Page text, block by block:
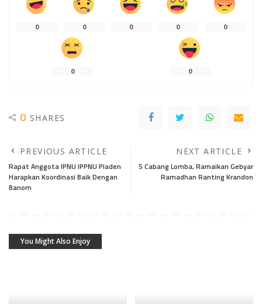
0 0 0 0 0
0 0
0 SHARES
PREVIOUS ARTICLE
Rapat Anggota IPNU IPPNU Pladen
Harapkan Koordinasi Baik Dengan
Banom
NEXT ARTICLE
5 Cabang Lomba, Ramaikan Gebyar
Ramadhan Ranting Krandon
You Might Also Enjoy